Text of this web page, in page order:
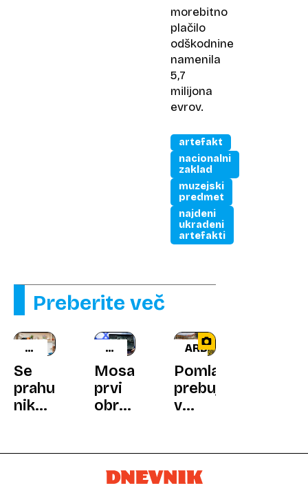
morebitno
plačilo
odškodnine
namenila
5,7
milijona
evrov.
artefakt
nacionalni
zaklad
muzejski
predmet
najdeni
ukradeni
artefakti
Preberite več
GOSPODINJSKI
Se
prahu
nikakor
znebiti?
ZGODILO
SE
JE
Mosad,
prvi
obrambni
Izraela:
od
ARBORETUM
Pomladno
prebujanje
v
Potok:
ko